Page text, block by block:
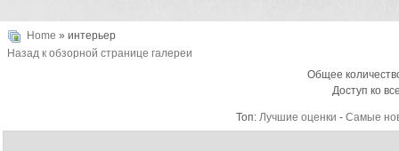
Home » интерьер
Назад к обзорной странице галереи
Общее
Доступ ко
Топ: Лучшие оценки - Самые